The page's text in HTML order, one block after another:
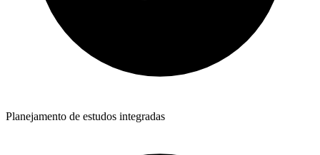
Planejamento de estudos integradas